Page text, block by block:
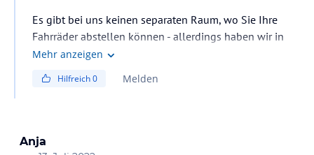
Es gibt bei uns keinen separaten Raum, wo Sie Ihre
Fahrräder abstellen können - allerdings haben wir in
der Tiefgarage einen Bereich, wo Sie Ihre Fahrräder
befestigen können. Mit besten Grüßen!
Mehr anzeigen
Hilfreich0 Melden
Anja